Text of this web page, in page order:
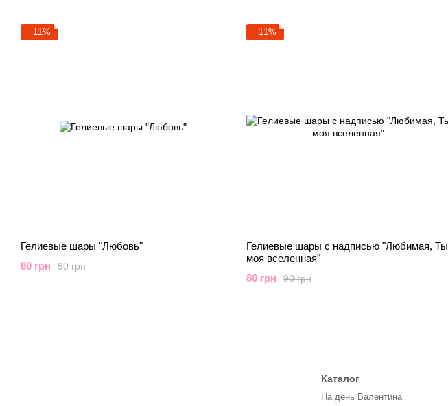
−11%
Гелиевые шары "Любовь"
90 грн
80 грн
−11%
Гелиевые шары с надписью "Любимая, Ты
моя вселенная"
90 грн
80 грн
Каталог
На день Валентина